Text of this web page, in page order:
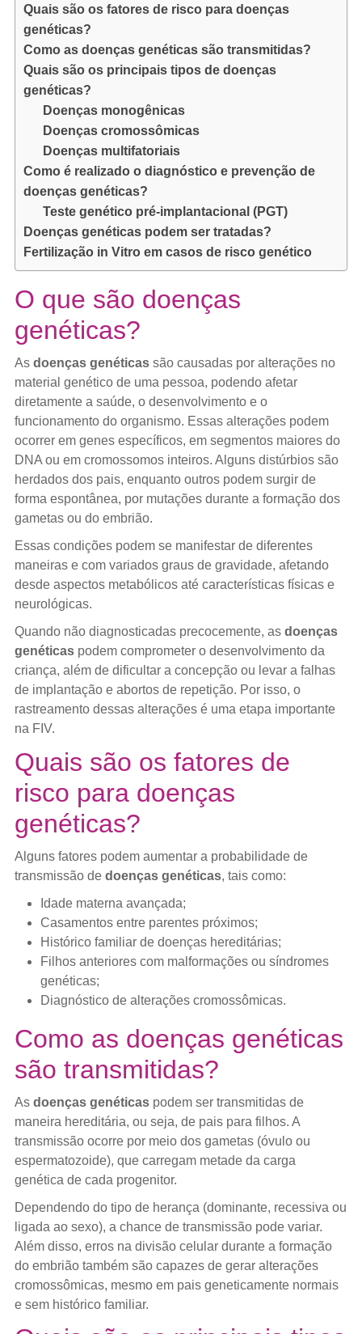
Quais são os fatores de risco para doenças
genéticas?
Como as doenças genéticas são transmitidas?
Quais são os principais tipos de doenças
genéticas?
Doenças monogênicas
Doenças cromossômicas
Doenças multifatoriais
Como é realizado o diagnóstico e prevenção de
doenças genéticas?
Teste genético pré-implantacional (PGT)
Doenças genéticas podem ser tratadas?
Fertilização in Vitro em casos de risco genético
O que são doenças
genéticas?
As doenças genéticassão causadas por alterações no
material genético de uma pessoa, podendo afetar
diretamente a saúde, o desenvolvimento e o
funcionamento do organismo. Essas alterações podem
ocorrer em genes específicos, em segmentos maiores do
DNA ou em cromossomos inteiros. Alguns distúrbios são
herdados dos pais, enquanto outros podem surgir de
forma espontânea, por mutações durante a formação dos
gametas ou do embrião.
Essas condições podem se manifestar de diferentes
maneiras e com variados graus de gravidade, afetando
desde aspectos metabólicos até características físicas e
neurológicas.
Quando não diagnosticadas precocemente, as doenças
genéticaspodem comprometer o desenvolvimento da
criança, além de dificultar a concepção ou levar a falhas
de implantação e abortos de repetição. Por isso, o
rastreamento dessas alterações é uma etapa importante
na FIV.
Quais são os fatores de
risco para doenças
genéticas?
Alguns fatores podem aumentar a probabilidade de
transmissão de doenças genéticas, tais como:
Idade materna avançada;
Casamentos entre parentes próximos;
Histórico familiar de doenças hereditárias;
Filhos anteriores com malformações ou síndromes
genéticas;
Diagnóstico de alterações cromossômicas.
Como as doenças genéticas
são transmitidas?
As doenças genéticaspodem ser transmitidas de
maneira hereditária, ou seja, de pais para filhos. A
transmissão ocorre por meio dos gametas (óvulo ou
espermatozoide), que carregam metade da carga
genética de cada progenitor.
Dependendo do tipo de herança (dominante, recessiva ou
ligada ao sexo), a chance de transmissão pode variar.
Além disso, erros na divisão celular durante a formação
do embrião também são capazes de gerar alterações
cromossômicas, mesmo em pais geneticamente normais
e sem histórico familiar.